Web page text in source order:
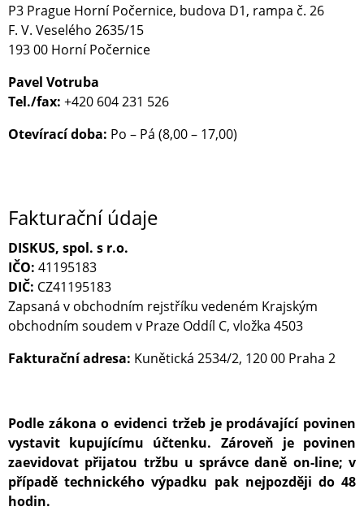
P3 Prague Horní Počernice, budova D1, rampa č. 26
F. V. Veselého 2635/15
193 00 Horní Počernice
Pavel Votruba
Tel./fax: +420 604 231 526
Otevírací doba: Po – Pá (8,00 – 17,00)
Fakturační údaje
DISKUS, spol. s r.o.
IČO: 41195183
DIČ: CZ41195183
Zapsaná v obchodním rejstříku vedeném Krajským
obchodním soudem v Praze Oddíl C, vložka 4503
Fakturační adresa: Kunětická 2534/2, 120 00 Praha 2
Podle zákona o evidenci tržeb je prodávající povinen
vystavit kupujícímu účtenku. Zároveň je povinen
zaevidovat přijatou tržbu u správce daně on-line; v
případě technického výpadku pak nejpozději do 48
hodin.